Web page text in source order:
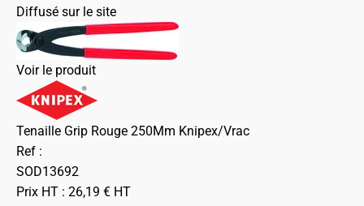
Diffusé sur le site
Voir le produit
Tenaille Grip Rouge 250Mm Knipex/Vrac
Ref :
SOD13692
Prix HT : 26,19 € HT